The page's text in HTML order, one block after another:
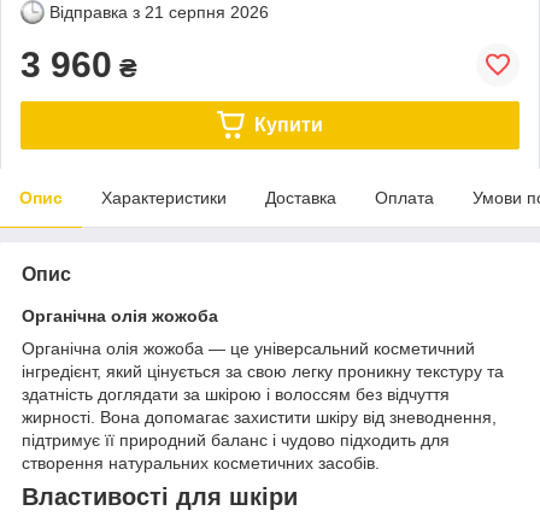
Відправка з 21 серпня 2026
3 960 ₴
Купити
Опис Характеристики Доставка Оплата Умови
Опис
Органічна олія жожоба
Органічна олія жожоба — це універсальний косметичний
інгредієнт, який цінується за свою легку проникну текстуру та
здатність доглядати за шкірою і волоссям без відчуття
жирності. Вона допомагає захистити шкіру від зневоднення,
підтримує її природний баланс і чудово підходить для
створення натуральних косметичних засобів.
Властивості для шкіри